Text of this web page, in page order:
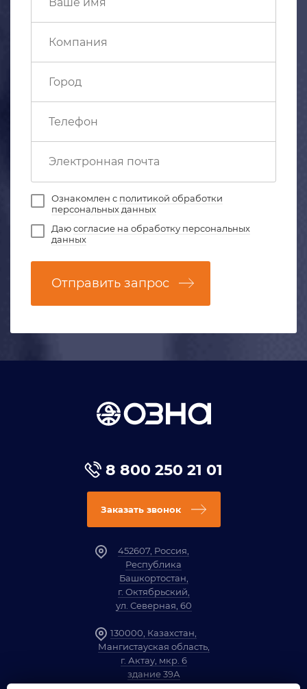
Ознакомлен с политикой обработки
персональных данных
Даюсогласие на обработку персональных
данных
Отправить запрос
8 800 250 21 01
Заказать звонок
452607, Россия,
Республика
Башкортостан,
г. Октябрьский,
ул. Северная, 60
130000, Казахстан,
Мангистауская область,
г. Актау, мкр. 6
здание 39А